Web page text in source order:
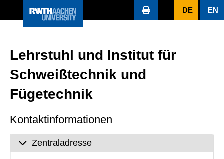
DE EN
Lehrstuhl und Institut für
Schweißtechnik und
Fügetechnik
Kontaktinformationen
Zentraladresse